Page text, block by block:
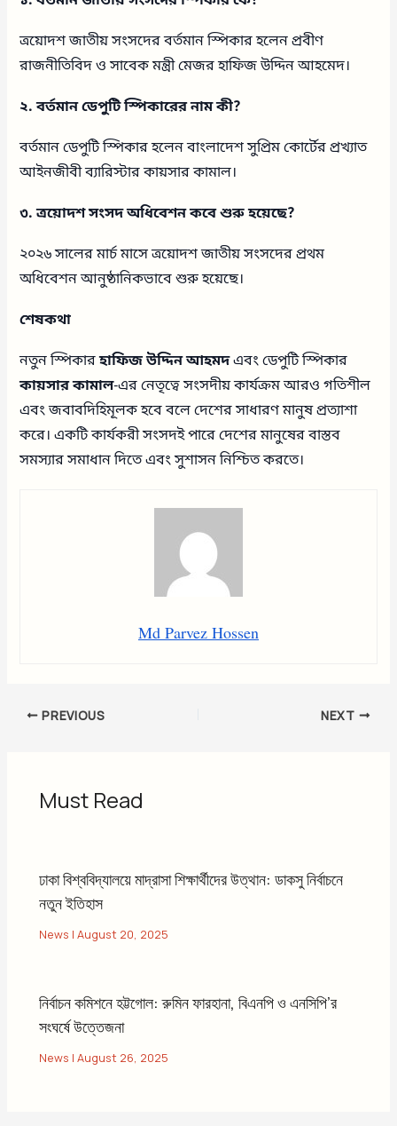
ত্রয়োদশ জাতীয় সংসদের বর্তমান স্পিকার হলেন প্রবীণ
রাজনীতিবিদ ও সাবেক মন্ত্রী মেজর হাফিজ উদ্দিন আহমেদ।
২. বর্তমান ডেপুটি স্পিকারের নাম কী?
বর্তমান ডেপুটি স্পিকার হলেন বাংলাদেশ সুপ্রিম কোর্টের প্রখ্যাত
আইনজীবী ব্যারিস্টার কায়সার কামাল।
৩. ত্রয়োদশ সংসদ অধিবেশন কবে শুরু হয়েছে?
২০২৬ সালের মার্চ মাসে ত্রয়োদশ জাতীয় সংসদের প্রথম
অধিবেশন আনুষ্ঠানিকভাবে শুরু হয়েছে।
শেষকথা
নতুন স্পিকারহাফিজ উদ্দিন আহমদএবং ডেপুটি স্পিকার
কায়সার কামাল-এর নেতৃত্বে সংসদীয় কার্যক্রম আরও গতিশীল
এবং জবাবদিহিমূলক হবে বলে দেশের সাধারণ মানুষ প্রত্যাশা
করে। একটি কার্যকরী সংসদই পারে দেশের মানুষের বাস্তব
সমস্যার সমাধান দিতে এবং সুশাসন নিশ্চিত করতে।
Md Parvez Hossen
PREVIOUS NEXT
Must Read
ঢাকা বিশ্ববিদ্যালয়ে মাদ্রাসা শিক্ষার্থীদের উত্থান: ডাকসু নির্বাচনে
নতুন ইতিহাস
News |August 20, 2025
নির্বাচন কমিশনে হট্টগোল: রুমিন ফারহানা, বিএনপি ও এনসিপি’র
সংঘর্ষে উত্তেজনা
News |August 26, 2025